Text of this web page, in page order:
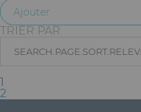
Ajouter
TRIER PAR
1
2